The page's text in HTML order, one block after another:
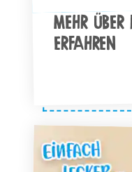
MEHR ÜBER
ERFAHREN